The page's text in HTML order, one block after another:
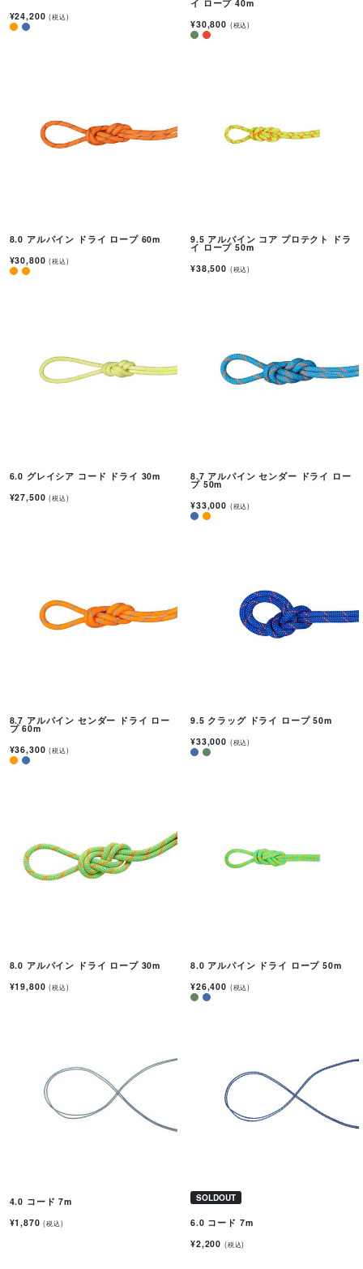
¥24,200(税込)
イ ロープ 40m
¥30,800 (税込)
8.0 アルパイン ドライ ロープ 60m
¥30,800(税込)
9.5 アルパイン コア プロテクト ドラ
イ ロープ 50m
¥38,500 (税込)
6.0 グレイシア コード ドライ 30m
¥27,500(税込)
8.7 アルパイン センダー ドライ ロー
プ 50m
¥33,000 (税込)
8.7 アルパイン センダー ドライ ロー
プ 60m
¥36,300(税込)
9.5 クラッグ ドライ ロープ 50m
¥33,000 (税込)
8.0 アルパイン ドライ ロープ 30m
¥19,800(税込)
8.0 アルパイン ドライ ロープ 50m
¥26,400 (税込)
4.0 コード 7m
¥1,870(税込)
SOLDOUT
6.0 コード 7m
¥2,200 (税込)